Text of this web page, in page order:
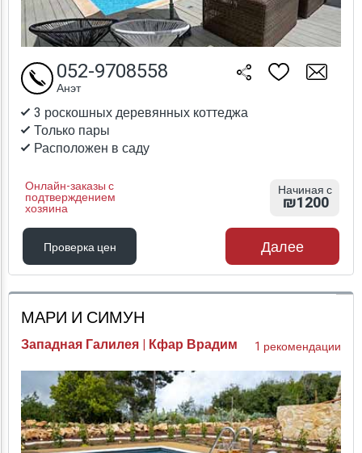
3 роскошных деревянных коттеджа
Только пары
Расположен в саду
Онлайн-заказы с
подтверждением
хозяина
052-9708558
Анэт
Начиная с
₪1200
Проверка цен
Проверка цен
Далее
МАРИ И СИМУН
Западная Галилея | Кфар Врадим 1 рекомендации